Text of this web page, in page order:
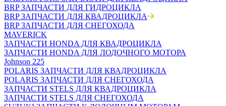
BRP ЗАПЧАСТИ ДЛЯ ГИДРОЦИКЛА
BRP ЗАПЧАСТИ ДЛЯ КВАДРОЦИКЛА
BRP ЗАПЧАСТИ ДЛЯ СНЕГОХОДА
MAVERICK
ЗАПЧАСТИ HONDA ДЛЯ КВАДРОЦИКЛА
ЗАПЧАСТИ HONDA ДЛЯ ЛОДОЧНОГО МОТОРА
Johnson 225
POLARIS ЗАПЧАСТИ ДЛЯ КВАДРОЦИКЛА
POLARIS ЗАПЧАСТИ ДЛЯ СНЕГОХОДА
ЗАПЧАСТИ STELS ДЛЯ КВАДРОЦИКЛА
ЗАПЧАСТИ STELS ДЛЯ СНЕГОХОДА